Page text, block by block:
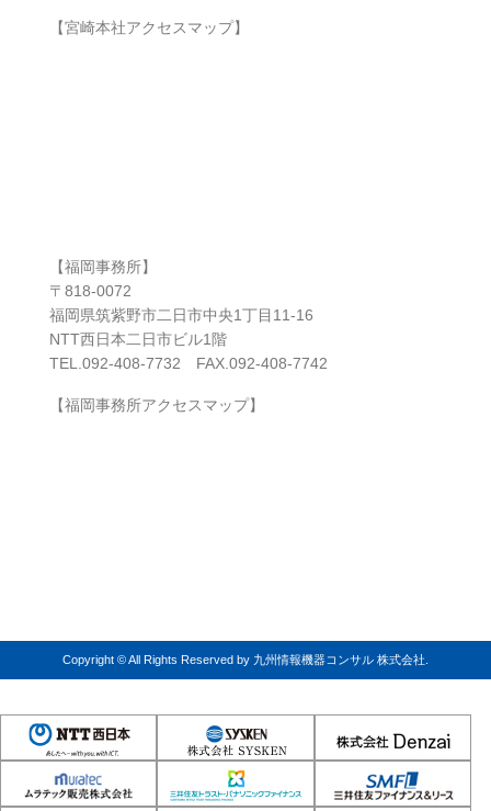
【宮崎本社アクセスマップ】
【福岡事務所】
〒818-0072
福岡県筑紫野市二日市中央1丁目11-16
NTT西日本二日市ビル1階
TEL.092-408-7732 FAX.092-408-7742
【福岡事務所アクセスマップ】
Copyright © All Rights Reserved by 九州情報機器コンサル 株式会社.